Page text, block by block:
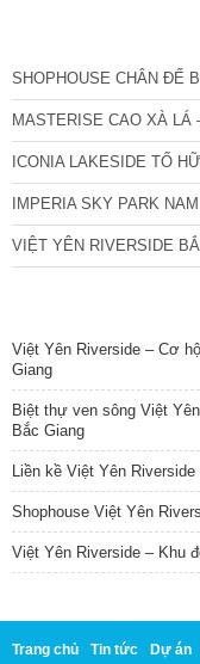
SHOPHOUSE CHÂN ĐẾ
MASTERISE CAO XÀ LÁ
ICONIA LAKESIDE TỐ
IMPERIA SKY PARK
VIỆT YÊN RIVERSIDE
Việt Yên Riverside – Cơ
Giang
Biệt thự ven sông Việt
Bắc Giang
Liền kề Việt Yên
Shophouse Việt Yên
Việt Yên Riverside – Khu
Trang chủ Tin tức Dự án